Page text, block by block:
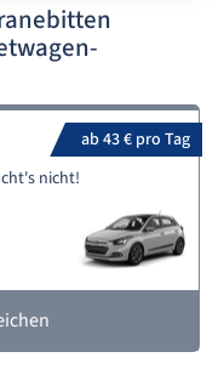
ab 43 € pro Tag
nicht!